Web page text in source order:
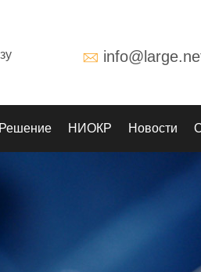
Решение НИОКР Новости